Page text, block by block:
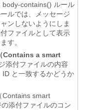
body-contains() ルール
ルでは、メッセージ
ンしないようにしま
ファイルとして表示
す。
Contains a smart
添付ファイルの内容
と一致するかどうか
Contains smart
添付ファイルのコン